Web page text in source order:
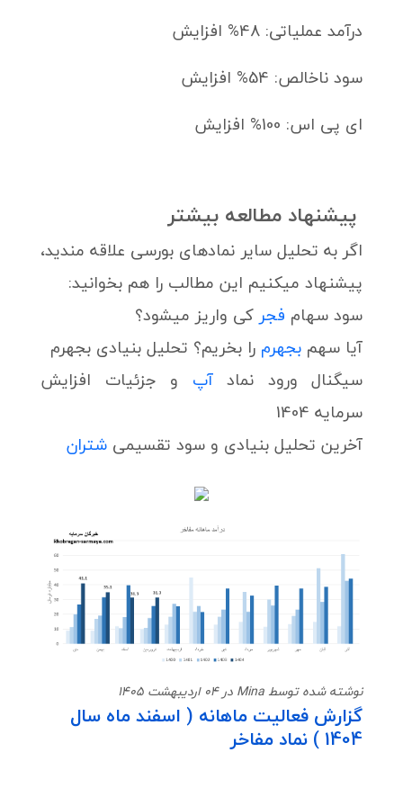
درآمد عملیاتی: 48% افزایش
سود ناخالص: 54% افزایش
ای پی اس: 100% افزایش
پیشنهاد مطالعه بیشتر
اگر به تحلیل سایر نمادهای بورسی علاقه مندید،
پیشنهاد میکنیم این مطالب را هم بخوانید:
سود سهام فجرکی واریز میشود؟
آیا سهم بجهرم را بخریم؟ تحلیل بنیادی بجهرم
سیگنال ورود نمادآپ و جزئیات افزایش
سرمایه 1404
آخرین تحلیل بنیادی و سود تقسیمی شتران
نوشته شده توسط Mina در 04 اردیبهشت 1405
گزارش فعالیت ماهانه ( اسفند ماه سال
1404 ) نماد مفاخر